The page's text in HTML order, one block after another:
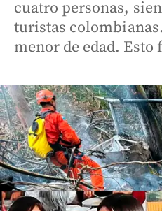
cuatro personas,
turistas
menor de edad.